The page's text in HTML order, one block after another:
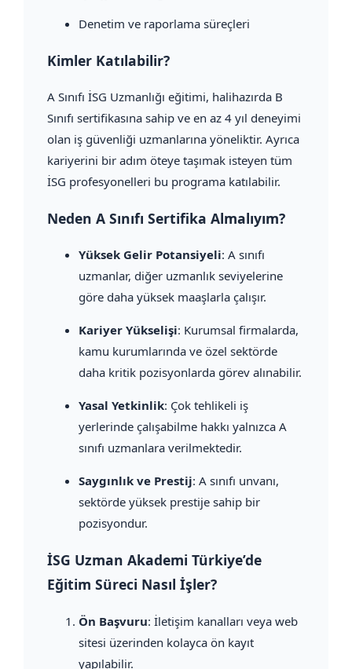
Denetim ve raporlama süreçleri
Kimler Katılabilir?
A Sınıfı İSG Uzmanlığı eğitimi, halihazırda B
Sınıfı sertifikasına sahip ve en az 4 yıl deneyimi
olan iş güvenliği uzmanlarına yöneliktir. Ayrıca
kariyerini bir adım öteye taşımak isteyen tüm
İSG profesyonelleri bu programa katılabilir.
Neden A Sınıfı Sertifika Almalıyım?
Yüksek Gelir Potansiyeli: A sınıfı
uzmanlar, diğer uzmanlık seviyelerine
göre daha yüksek maaşlarla çalışır.
Kariyer Yükselişi: Kurumsal firmalarda,
kamu kurumlarında ve özel sektörde
daha kritik pozisyonlarda görev alınabilir.
Yasal Yetkinlik: Çok tehlikeli iş
yerlerinde çalışabilme hakkı yalnızca A
sınıfı uzmanlara verilmektedir.
Saygınlık ve Prestij: A sınıfı unvanı,
sektörde yüksek prestije sahip bir
pozisyondur.
İSG Uzman Akademi Türkiye’de
Eğitim Süreci Nasıl İşler?
Ön Başvuru: İletişim kanalları veya web
sitesi üzerinden kolayca ön kayıt
yapılabilir.